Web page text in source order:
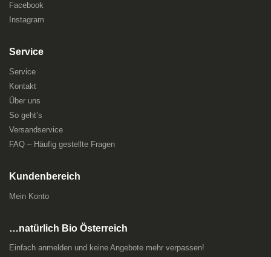
Facebook
Instagram
Service
Service
Kontakt
Über uns
So geht’s
Versandservice
FAQ – Häufig gestellte Fragen
Kundenbereich
Mein Konto
…natürlich Bio Österreich
Einfach anmelden und keine Angebote mehr verpassen!